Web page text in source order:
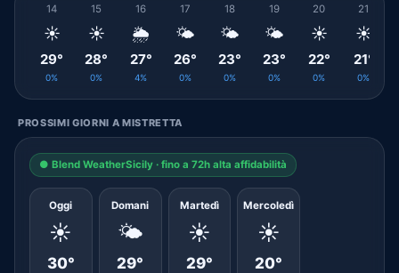
14
☀️
29°
0%
15
☀️
28°
0%
16
🌦️
27°
4%
17
🌤️
26°
0%
18
🌤️
23°
0%
19
🌤️
23°
0%
20
☀️
22°
0%
21
☀️
21°
0%
PROSSIMI GIORNI A MISTRETTA
● Blend WeatherSicily · fino a 72h alta affidabilità
Oggi
☀️
30°
Domani
🌤️
29°
Martedì
☀️
29°
Mercoledì
☀️
20°